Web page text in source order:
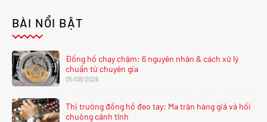
BÀI NỔI BẬT
Đồng hồ chạy chậm: 6 nguyên nhân & cách xử lý
chuẩn từ chuyên gia
05/08/2026
Thị trường đồng hồ đeo tay: Ma trận hàng giả và hồi
chuông cảnh tỉnh